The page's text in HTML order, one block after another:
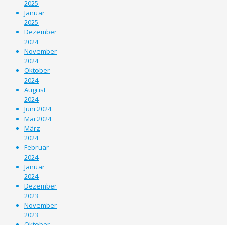
2025
Januar
2025
Dezember
2024
November
2024
Oktober
2024
August
2024
Juni 2024
Mai 2024
März
2024
Februar
2024
Januar
2024
Dezember
2023
November
2023